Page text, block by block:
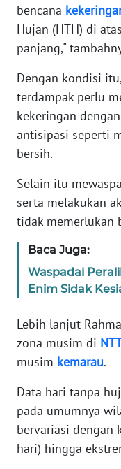
bencana
Hujan (HTH) di
panjang,"
Dengan kondisi
terdampak perlu
kekeringan
antisipasi seperti
bersih.
Selain itu
serta melakukan
tidak memerlukan
Baca Juga:
Waspadai
Enim Sidak
Lebih lanjut
zona musim di
musim kemarau.
Data hari tanpa
pada umumnya
bervariasi dengan
hari) hingga
PEDOMAN
MEDIA
SIBER
REDAKSI
Wahana
Regional
SUMUT
JAKARTA
WN
WN
BANTEN